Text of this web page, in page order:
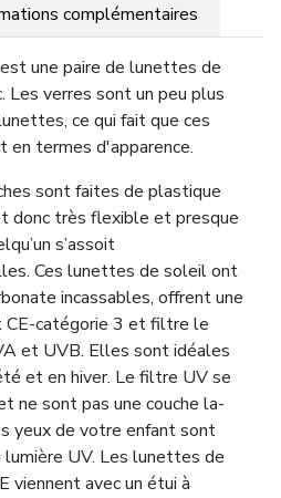
complémentaires
est une paire de lunettes de
Les verres sont un peu plus
ce qui fait que ces
termes d'apparence.
sont faites de plastique
donc très flexible et presque
s’assoit
Ces lunettes de soleil ont
incassables, offrent une
catégorie 3 et filtre le
et UVB. Elles sont idéales
et en hiver. Le filtre UV se
ne sont pas une couche la-
yeux de votre enfant sont
UV. Les lunettes de
viennent avec un étui à